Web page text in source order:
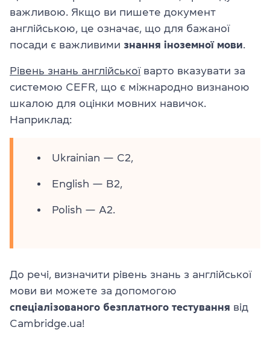
важливою. Якщо ви пишете документ
англійською, це означає, що для бажаної
посади є важливими знання іноземної мови
Рівень знань англійськоїварто вказувати за
системою CEFR, що є міжнародно визнаною
шкалою для оцінки мовних навичок.
Наприклад:
Ukrainian — C2,
English — B2,
Polish — A2.
До речі, визначити рівень знань з англійської
мови ви можете за допомогою
спеціалізованого безплатного тестування від
Cambridge.ua!